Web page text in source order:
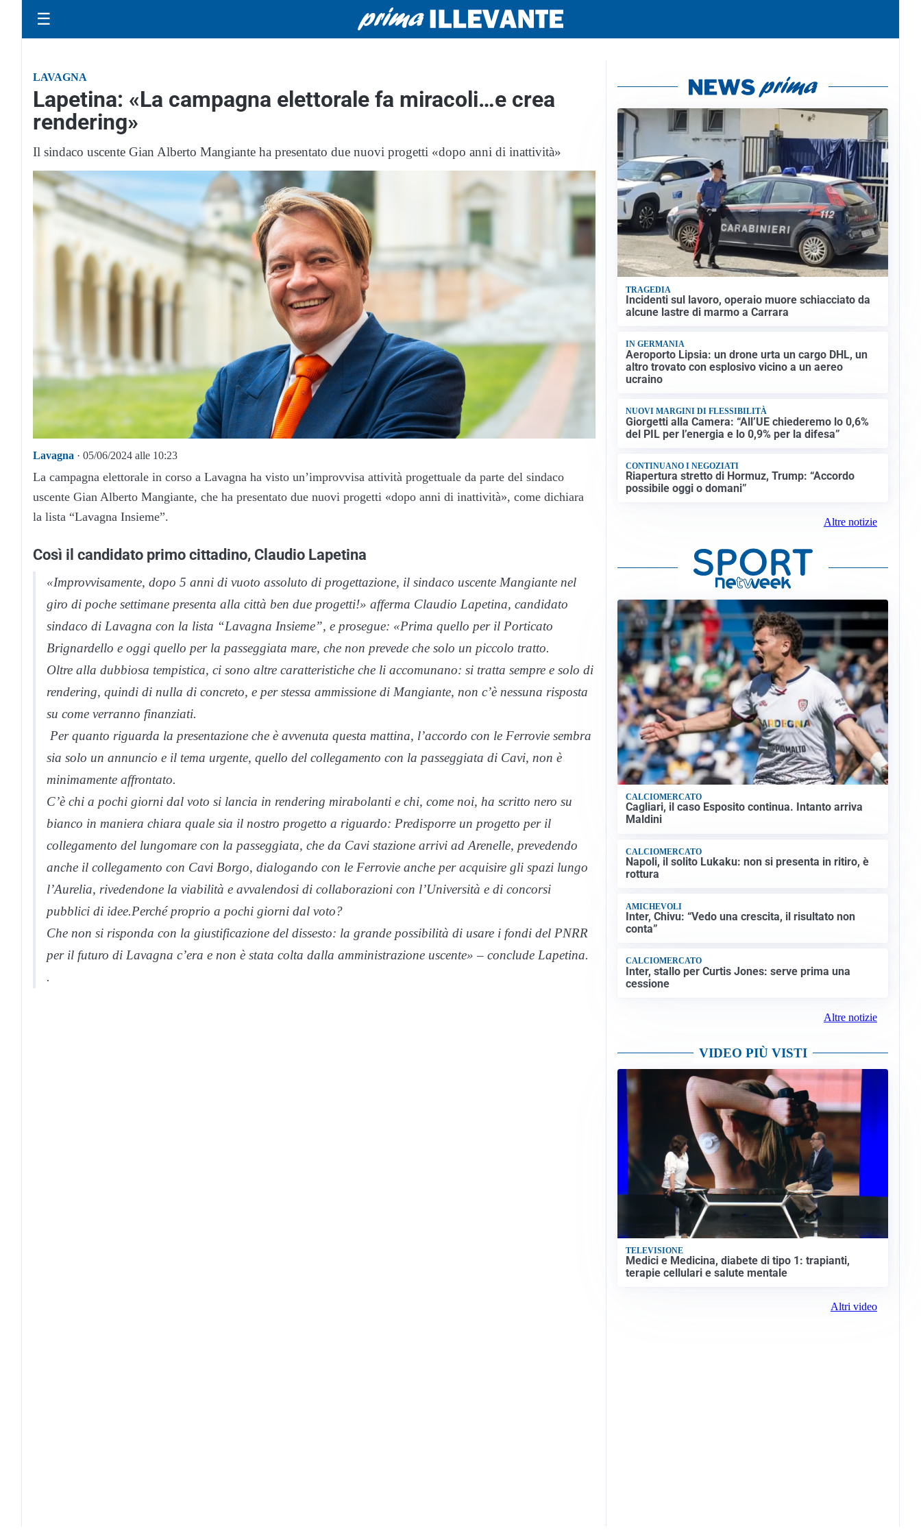
☰
LAVAGNA
Lapetina: «La campagna elettorale fa miracoli…e crea
rendering»
Il sindaco uscente Gian Alberto Mangiante ha presentato due nuovi progetti «dopo anni di inattività»
Lavagna · 05/06/2024 alle 10:23
La campagna elettorale in corso a Lavagna ha visto un’improvvisa attività progettuale da parte del sindaco
uscente Gian Alberto Mangiante, che ha presentato due nuovi progetti «dopo anni di inattività», come dichiara
la lista “Lavagna Insieme”.
Così il candidato primo cittadino, Claudio Lapetina
«Improvvisamente, dopo 5 anni di vuoto assoluto di progettazione, il sindaco uscente Mangiante nel
giro di poche settimane presenta alla città ben due progetti!» afferma Claudio Lapetina, candidato
sindaco di Lavagna con la lista “Lavagna Insieme”, e prosegue: «Prima quello per il Porticato
Brignardello e oggi quello per la passeggiata mare, che non prevede che solo un piccolo tratto.
Oltre alla dubbiosa tempistica, ci sono altre caratteristiche che li accomunano: si tratta sempre e solo di
rendering, quindi di nulla di concreto, e per stessa ammissione di Mangiante, non c’è nessuna risposta
su come verranno finanziati.
Per quanto riguarda la presentazione che è avvenuta questa mattina, l’accordo con le Ferrovie sembra
sia solo un annuncio e il tema urgente, quello del collegamento con la passeggiata di Cavi, non è
minimamente affrontato.
C’è chi a pochi giorni dal voto si lancia in rendering mirabolanti e chi, come noi, ha scritto nero su
bianco in maniera chiara quale sia il nostro progetto a riguardo: Predisporre un progetto per il
collegamento del lungomare con la passeggiata, che da Cavi stazione arrivi ad Arenelle, prevedendo
anche il collegamento con Cavi Borgo, dialogando con le Ferrovie anche per acquisire gli spazi lungo
l’Aurelia, rivedendone la viabilità e avvalendosi di collaborazioni con l’Università e di concorsi
pubblici di idee.Perché proprio a pochi giorni dal voto?
Che non si risponda con la giustificazione del dissesto: la grande possibilità di usare i fondi del PNRR
per il futuro di Lavagna c’era e non è stata colta dalla amministrazione uscente» – conclude Lapetina.
.
TRAGEDIA
Incidenti sul lavoro, operaio muore schiacciato da
alcune lastre di marmo a Carrara
IN GERMANIA
Aeroporto Lipsia: un drone urta un cargo DHL, un
altro trovato con esplosivo vicino a un aereo
ucraino
NUOVI MARGINI DI FLESSIBILITÀ
Giorgetti alla Camera: “All’UE chiederemo lo 0,6%
del PIL per l’energia e lo 0,9% per la difesa”
CONTINUANO I NEGOZIATI
Riapertura stretto di Hormuz, Trump: “Accordo
possibile oggi o domani”
Altre notizie
CALCIOMERCATO
Cagliari, il caso Esposito continua. Intanto arriva
Maldini
CALCIOMERCATO
Napoli, il solito Lukaku: non si presenta in ritiro, è
rottura
AMICHEVOLI
Inter, Chivu: “Vedo una crescita, il risultato non
conta”
CALCIOMERCATO
Inter, stallo per Curtis Jones: serve prima una
cessione
Altre notizie
VIDEO PIÙ VISTI
TELEVISIONE
Medici e Medicina, diabete di tipo 1: trapianti,
terapie cellulari e salute mentale
Altri video